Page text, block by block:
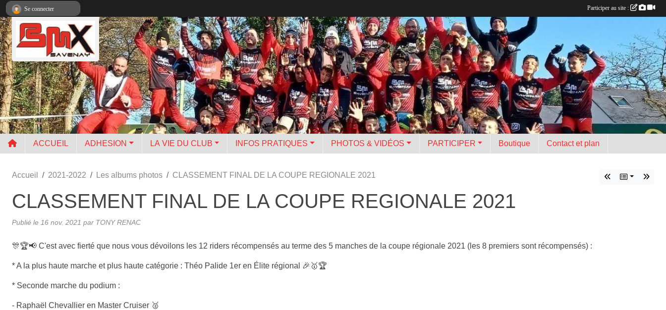
ACCUEIL ADHESION LA VIE DU CLUB INFOS PRATIQUES PHOTOS & VIDÉOS PARTICIPER Boutique Contact et plan
Accueil 2021-2022 Les albums photos CLASSEMENT FINAL DE LA COUPE REGIONALE 2021
CLASSEMENT FINAL DE LA COUPE REGIONALE 2021
Publié le 16 nov. 2021 par TONY RENAC
🎊🏆📢 C'est avec fierté que nous vous dévoilons les 12 riders récompensés au terme des 5 manches de la coupe régionale 2021 (les 8 premiers sont récompensés) :
* A la plus haute marche et plus haute catégorie : Théo Palide 1er en Élite régional 🎉🥇🏆
* Seconde marche du podium :
- Raphaël Chevallier en Master Cruiser 🥈
Se connecter Participer au site :
Panneau de gestion des cookies